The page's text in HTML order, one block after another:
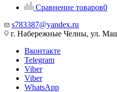
Сравнение товаров0
s783387@yandex.ru
г. Набережные Челны, ул.
Вконтакте
Telegram
Viber
Viber
WhatsApp